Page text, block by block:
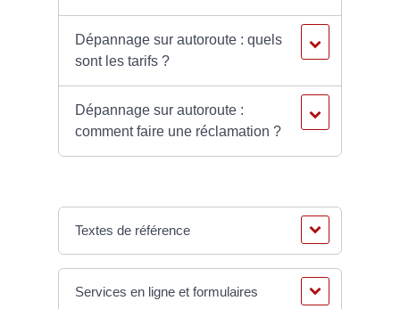
Dépannage sur autoroute : quels
sont les tarifs ?
Dépannage sur autoroute :
comment faire une réclamation ?
Textes de référence
Services en ligne et formulaires